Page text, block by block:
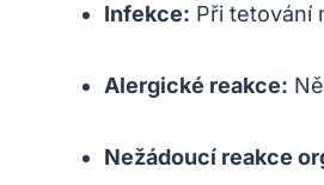
Infekce: Při tetování
Alergické reakce:
Nežádoucí reakce